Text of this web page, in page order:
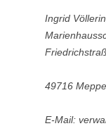
Ingrid
49716
E-Mail: